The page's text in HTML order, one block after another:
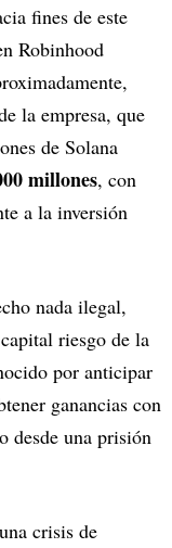
fines de este
Robinhood
la empresa, que
de Solana
millones, con
a la inversión
nada ilegal,
riesgo de la
por anticipar
ganancias con
desde una prisión
crisis de